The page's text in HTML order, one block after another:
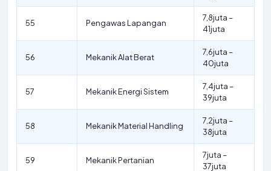
55 Pengawas Lapangan
7,8juta –
41juta
56 Mekanik Alat Berat
7,6juta –
40juta
57 Mekanik Energi Sistem
7,4juta –
39juta
58 Mekanik Material Handling
7,2juta –
38juta
59 Mekanik Pertanian
7juta –
37juta